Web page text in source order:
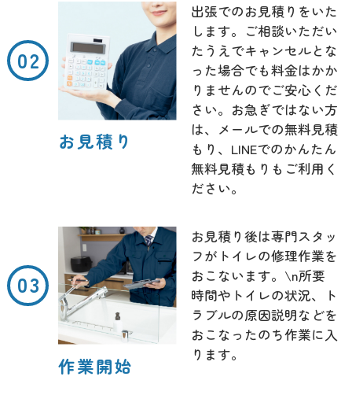
お見積り
出張でのお見積りをいた
します。ご相談いただい
たうえでキャンセルとな
った場合でも料金はかか
りませんのでご安心くだ
さい。お急ぎではない方
は、メールでの無料見積
もり、LINEでのかんたん
無料見積もりもご利用く
ださい。
作業開始
お見積り後は専門スタッ
フがトイレの修理作業を
おこないます。\n所要
時間やトイレの状況、ト
ラブルの原因説明などを
おこなったのち作業に入
ります。